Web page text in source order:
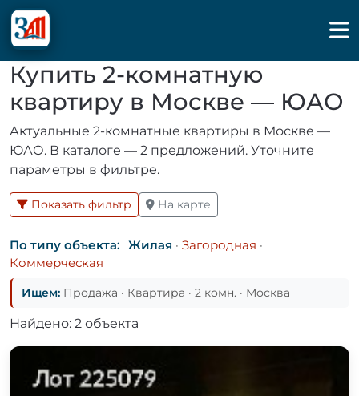
Купить 2-комнатную
квартиру в Москве — ЮАО
Актуальные 2-комнатные квартиры в Москве —
ЮАО. В каталоге — 2 предложений. Уточните
параметры в фильтре.
Показать фильтр На карте
По типу объекта: Жилая · Загородная ·
Коммерческая
Ищем: Продажа · Квартира · 2 комн. · Москва
Найдено: 2 объекта